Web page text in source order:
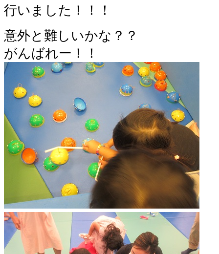
行いました！！！
意外と難しいかな？？
がんばれー！！